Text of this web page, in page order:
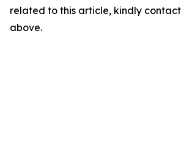
related to this article, kindly
above.